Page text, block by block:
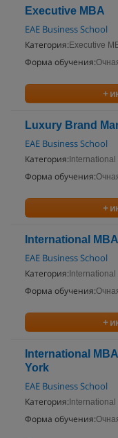
Executive MBA
EAE Business School
Категория: Executive
Форма обучения:
+
Luxury Brand
EAE Business School
Категория: International
Форма обучения:
+
International
EAE Business School
Категория: International
Форма обучения:
+
International
York
EAE Business School
Категория: International
Форма обучения: